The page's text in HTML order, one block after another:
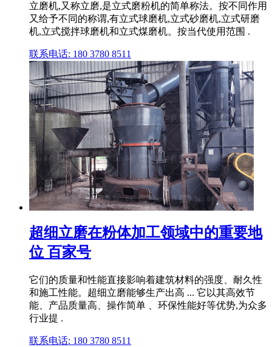
立磨机,又称立磨,是立式磨粉机的简单称法。按不同作用
又给予不同的称谓,有立式球磨机,立式砂磨机,立式研磨
机,立式搅拌球磨机和立式煤磨机。按当代使用范围 .
联系电话: 180 3780 8511
超细立磨在粉体加工领域中的重要地
位 百家号
它们的质量和性能直接影响着建筑材料的强度、耐久性
和施工性能。超细立磨能够生产出高 ... 它以其高效节
能、产品质量高、操作简单 、环保性能好等优势,为众多
行业提 .
联系电话: 180 3780 8511